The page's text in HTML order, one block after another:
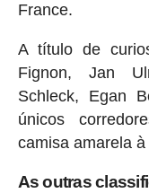
France.
A título de
Fignon, Jan
Schleck, Egan
únicos
camisa amarela
As outras